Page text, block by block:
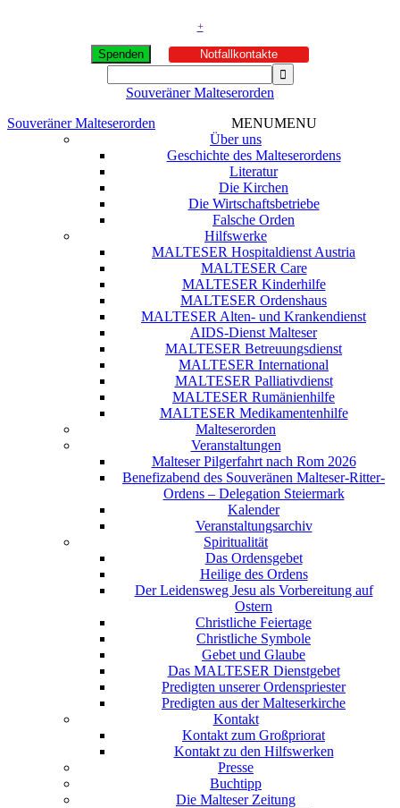
+
Spenden Notfallkontakte
Souveräner Malteserorden
Souveräner Malteserorden
MENUMENU
Über uns
Geschichte des Malteserordens
Literatur
Die Kirchen
Die Wirtschaftsbetriebe
Falsche Orden
Hilfswerke
MALTESER Hospitaldienst Austria
MALTESER Care
MALTESER Kinderhilfe
MALTESER Ordenshaus
MALTESER Alten- und Krankendienst
AIDS-Dienst Malteser
MALTESER Betreuungsdienst
MALTESER International
MALTESER Palliativdienst
MALTESER Rumänienhilfe
MALTESER Medikamentenhilfe
Malteserorden
Veranstaltungen
Malteser Pilgerfahrt nach Rom 2026
Benefizabend des Souveränen Malteser-Ritter-
Ordens – Delegation Steiermark
Kalender
Veranstaltungsarchiv
Spiritualität
Das Ordensgebet
Heilige des Ordens
Der Leidensweg Jesu als Vorbereitung auf
Ostern
Christliche Feiertage
Christliche Symbole
Gebet und Glaube
Das MALTESER Dienstgebet
Predigten unserer Ordenspriester
Predigten aus der Malteserkirche
Kontakt
Kontakt zum Großpriorat
Kontakt zu den Hilfswerken
Presse
Buchtipp
Die Malteser Zeitung